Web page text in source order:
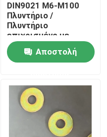
DIN9021 M6-M100
Πλυντήριο /
Πλυντήριο
επιχρισμένο με
ψευδάργυρο για
βαριά μηχανήματα
Αποστολή